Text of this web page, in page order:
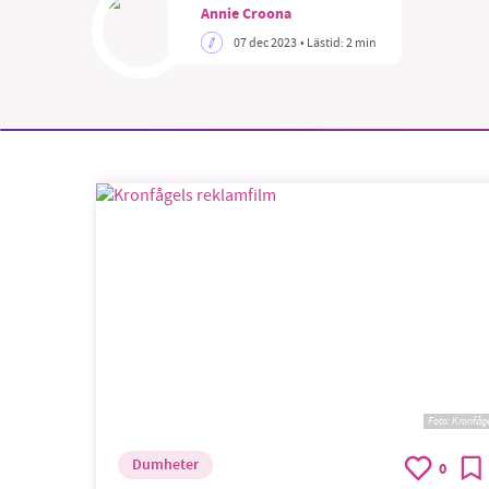
Annie Croona
07 dec 2023• Lästid:2 min
Foto:
Dumheter 0